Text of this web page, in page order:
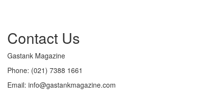
Contact Us
Gastank Magazine
Phone: (021) 7388 1661
Email: info@gastankmagazine.com